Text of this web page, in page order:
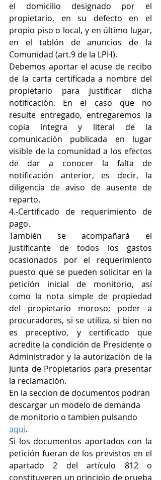
el domicilio designado por el
propietario, en su defecto en el
propio piso o local, y en último lugar,
en el tablón de anuncios de la
Comunidad (art.9 de la LPH).
Debemos aportar el acuse de recibo
de la carta certificada a nombre del
propietario para justificar dicha
notificación. En el caso que no
resulte entregado, entregaremos la
copia íntegra y literal de la
comunicación publicada en lugar
visible de la comunidad a los efectos
de dar a conocer la falta de
notificación anterior, es decir, la
diligencia de aviso de ausente de
reparto.
4.-Certificado de requerimiento de
pago.
También se acompañará el
justificante de todos los gastos
ocasionados por el requerimiento
puesto que se pueden solicitar en la
petición inicial de monitorio, así
como la nota simple de propiedad
del propietario moroso; poder a
procuradores, si se utiliza, si bien no
es preceptivo, y certificado que
acredite la condición de Presidente o
Administrador y la autorización de la
Junta de Propietarios para presentar
la reclamación.
En la seccion de documentos podran
descargar un modelo de demanda
de monitorio o tambien pulsando
aqui.
Si los documentos aportados con la
petición fueran de los previstos en el
apartado 2 del artículo 812 o
constituyeren un principio de prueba